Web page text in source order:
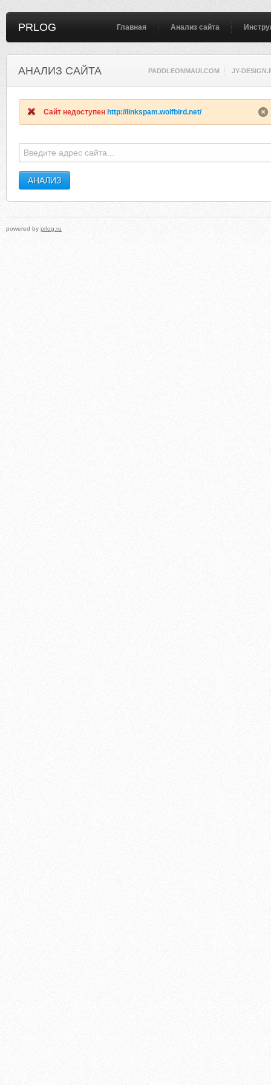
PRLOG Главная Анализ сайта
АНАЛИЗ САЙТА PADDLEONMAUI.COM JY-
Сайт недоступен http://linkspam.wolfbird.net/
powered by prlog.ru